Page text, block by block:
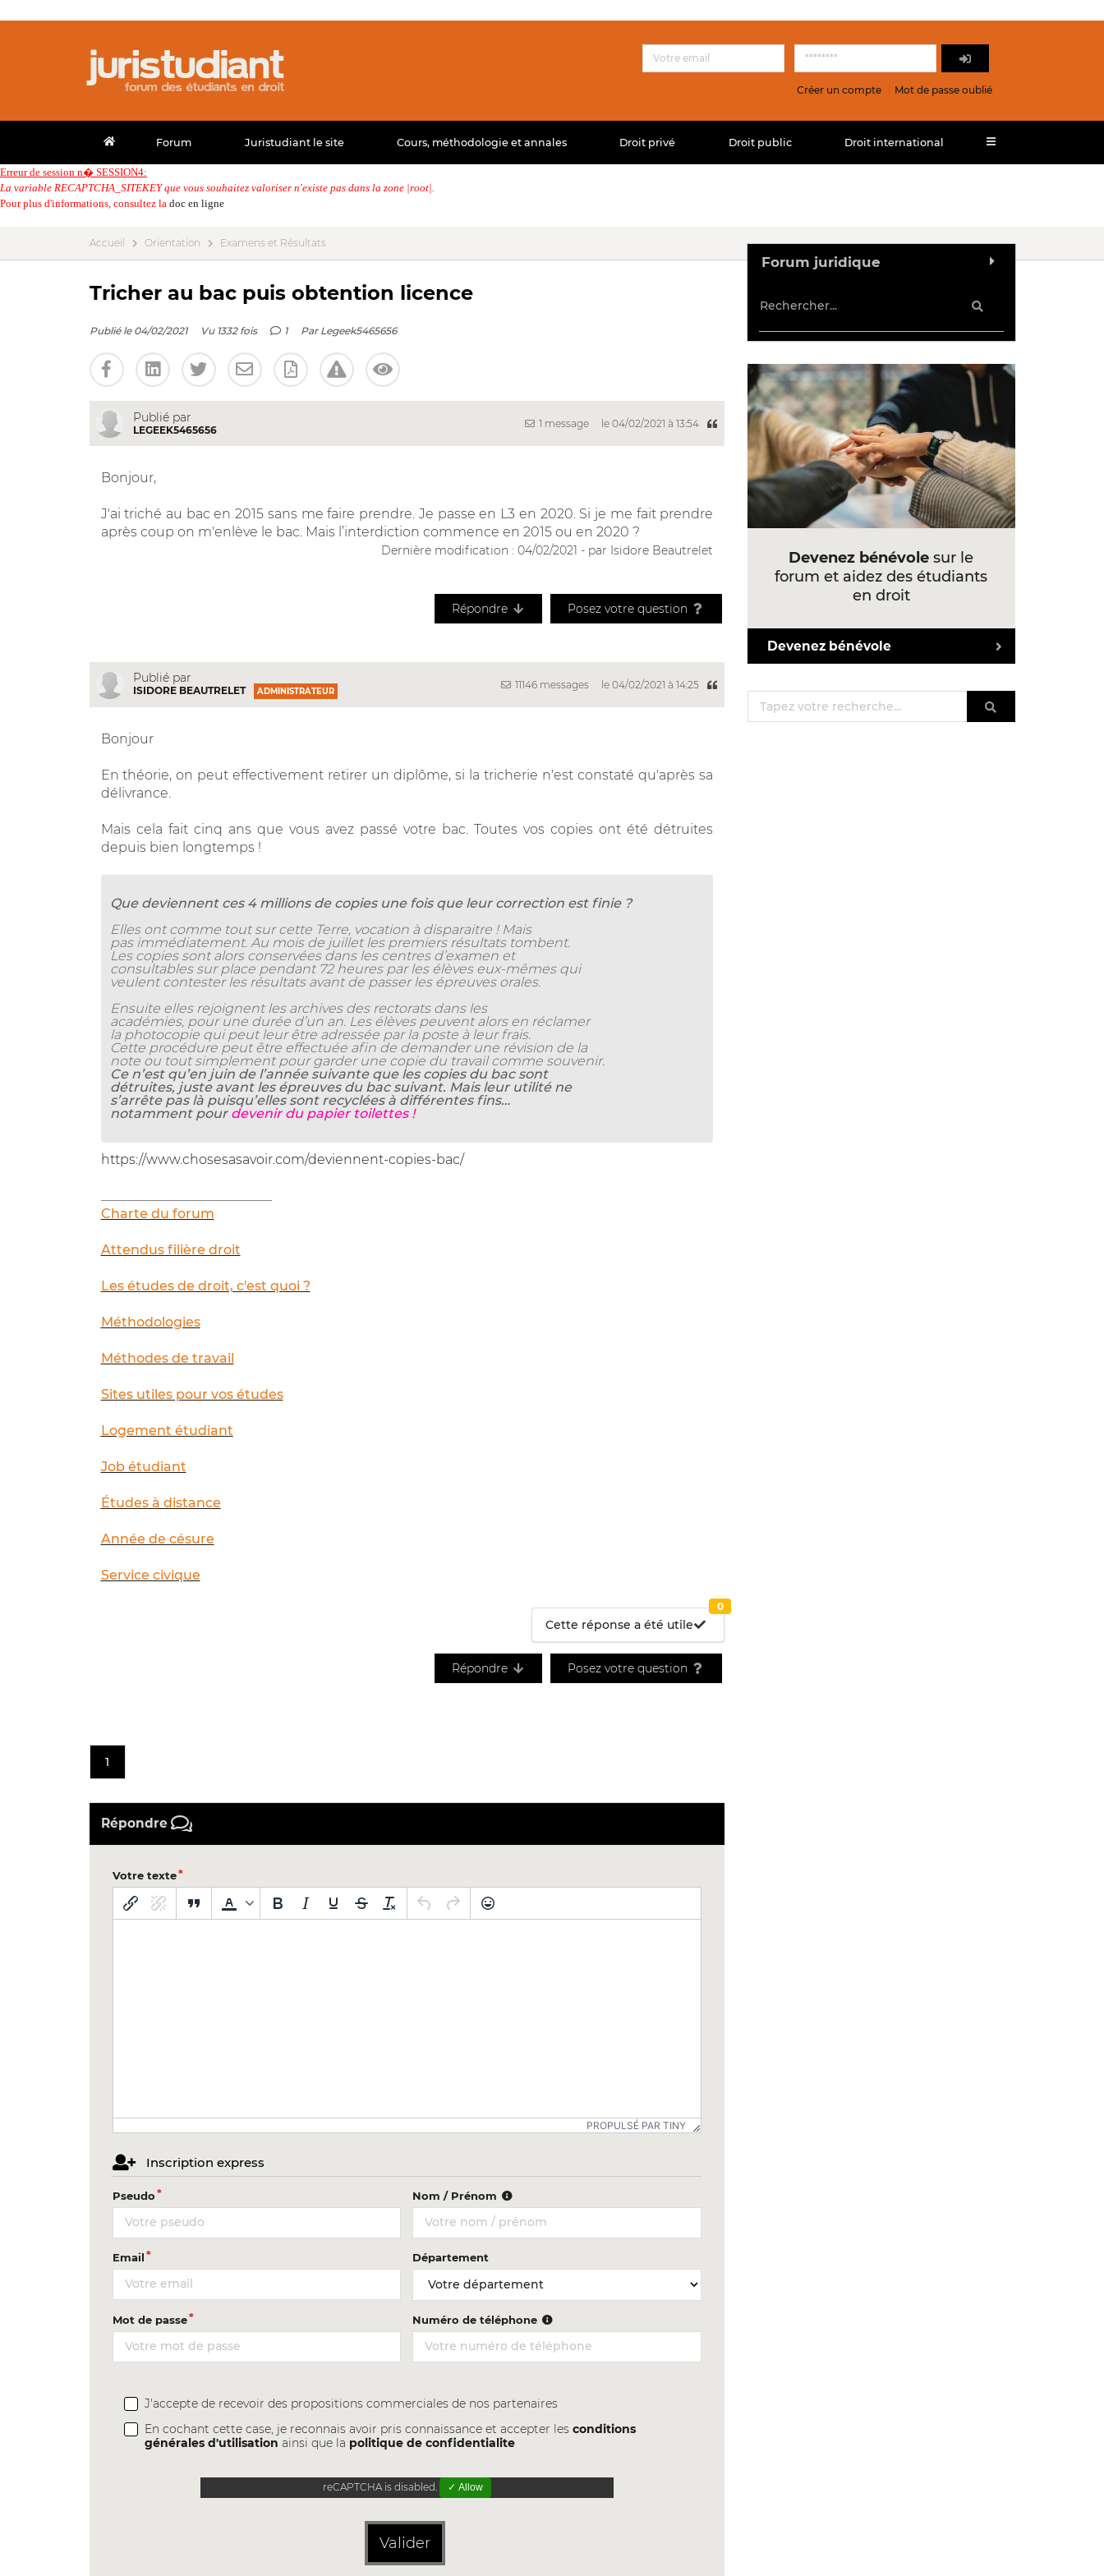
Créer un compte Mot de passe oublié
Forum Juristudiant le site Cours, méthodologie et annales Droit privé Droit public Droit international
Erreur de session n� SESSION4:
La variable RECAPTCHA_SITEKEY que vous souhaitez valoriser n'existe pas dans la zone |root|.
Pour plus d'informations, consultez la doc en ligne
Accueil Orientation Examens et Résultats
Tricher au bac puis obtention licence
Publié le 04/02/2021 Vu 1332 fois 1 Par Legeek5465656
Publié par
LEGEEK5465656
1 message le 04/02/2021 à 13:54
Bonjour,
J'ai triché au bac en 2015 sans me faire prendre. Je passe en L3 en 2020. Si je me fait prendre
après coup on m'enlève le bac. Mais l’interdiction commence en 2015 ou en 2020 ?
Dernière modification : 04/02/2021 - par Isidore Beautrelet
Répondre Posez votre question
Publié par
ISIDORE BEAUTRELET ADMINISTRATEUR
11146 messages le 04/02/2021 à 14:25
Bonjour
En théorie, on peut effectivement retirer un diplôme, si la tricherie n'est constaté qu'après sa
délivrance.
Mais cela fait cinq ans que vous avez passé votre bac. Toutes vos copies ont été détruites
depuis bien longtemps !
Que deviennent ces 4 millions de copies une fois que leur correction est finie ?
Elles ont comme tout sur cette Terre, vocation à disparaitre ! Mais
pas immédiatement. Au mois de juillet les premiers résultats tombent.
Les copies sont alors conservées dans les centres d’examen et
consultables sur place pendant 72 heures par les élèves eux-mêmes qui
veulent contester les résultats avant de passer les épreuves orales.
Ensuite elles rejoignent les archives des rectorats dans les
académies, pour une durée d’un an. Les élèves peuvent alors en réclamer
la photocopie qui peut leur être adressée par la poste à leur frais.
Cette procédure peut être effectuée afin de demander une révision de la
note ou tout simplement pour garder une copie du travail comme souvenir.
Ce n’est qu’en juin de l’année suivante que les copies du bac sont
détruites, juste avant les épreuves du bac suivant. Mais leur utilité ne
s’arrête pas là puisqu’elles sont recyclées à différentes fins…
notamment pour devenir du papier toilettes !
https://www.chosesasavoir.com/deviennent-copies-bac/
Charte du forum
Attendus filière droit
Les études de droit, c'est quoi ?
Méthodologies
Méthodes de travail
Sites utiles pour vos études
Logement étudiant
Job étudiant
Études à distance
Année de césure
Service civique
Cette réponse a été utile
0
Répondre Posez votre question
1
Répondre
Votre texte
PROPULSÉ PAR TINY
Inscription express
Pseudo Nom / Prénom
Email Département
Mot de passe Numéro de téléphone
J'accepte de recevoir des propositions commerciales de nos partenaires
En cochant cette case, je reconnais avoir pris connaissance et accepter lesconditions
générales d'utilisation ainsi que la politique de confidentialite
reCAPTCHA is disabled. ✓ Allow
Valider
Forum juridique
Devenez bénévole sur le
forum et aidez des étudiants
en droit
Devenez bénévole